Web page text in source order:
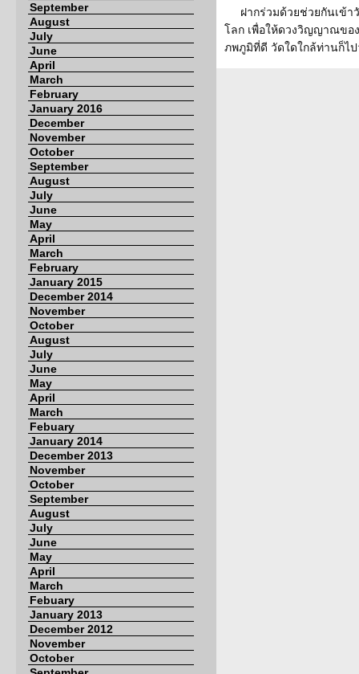
September
August
July
June
April
March
February
January 2016
December
November
October
September
August
July
June
May
April
March
February
January 2015
December 2014
November
October
August
July
June
May
April
March
Febuary
January 2014
December 2013
November
October
September
August
July
June
May
April
March
Febuary
January 2013
December 2012
November
October
ฝากร่วมด้วยช่วยกันเข้
โลก เพื่อให้ดวงวิญญาณขอ
ภพภูมิที่ดี วัดใดใกล้ท่านก็ไ